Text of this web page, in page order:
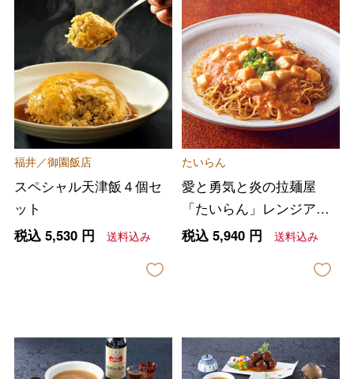
福井／御園飯店
スペシャル天津飯４個セ
ット
税込 5,530円 送料込み
たいらん
愛と勇気と炎の拉麺屋
「たいらん」レンジアッ
プ仙台麻婆焼きそば
税込 5,940円 送料込み